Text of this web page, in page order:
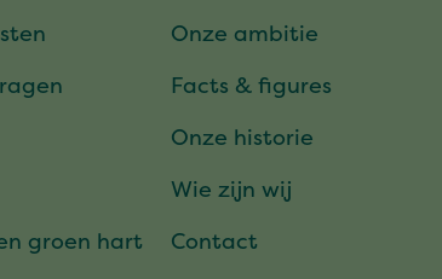
groen hart
Onze ambitie
Facts & figures
Onze historie
Wie zijn wij
Contact